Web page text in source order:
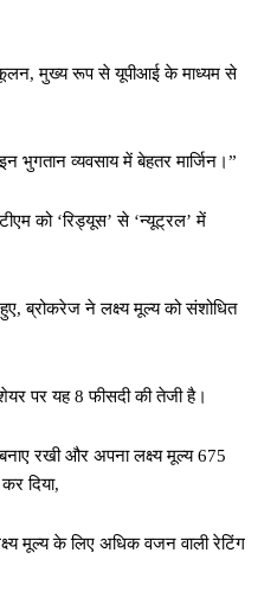
मुख्य रूप से यूपीआई के माध्यम से
व्यवसाय में बेहतर मार्जिन।”
को ‘रिड्यूस’ से ‘न्यूट्रल’ में
ब्रोकरेज ने लक्ष्य मूल्य को संशोधित
पर यह 8 फीसदी की तेजी है।
रखी और अपना लक्ष्य मूल्य 675
दिया,
मूल्य के लिए अधिक वजन वाली रेटिंग